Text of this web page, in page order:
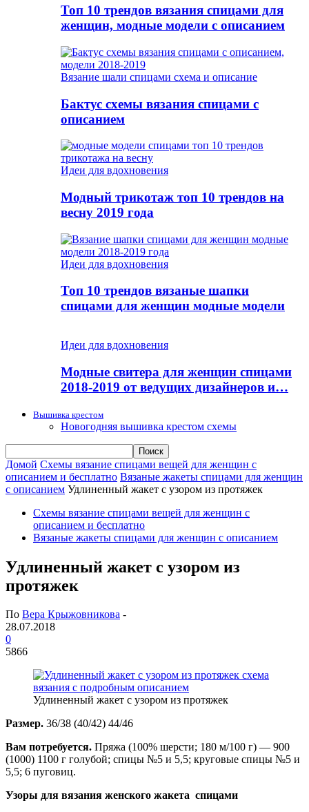
Топ 10 трендов вязания спицами для
женщин, модные модели с описанием
Вязание шали спицами схема и описание
Бактус схемы вязания спицами с
описанием
Идеи для вдохновения
Модный трикотаж топ 10 трендов на
весну 2019 года
Идеи для вдохновения
Топ 10 трендов вязаные шапки
спицами для женщин модные модели
Идеи для вдохновения
Модные свитера для женщин спицами
2018-2019 от ведущих дизайнеров и…
Вышивка крестом
Новогодняя вышивка крестом схемы
Домой Схемы вязание спицами вещей для женщин с
описанием и бесплатно Вязаные жакеты спицами для женщин
с описанием Удлиненный жакет с узором из протяжек
Схемы вязание спицами вещей для женщин с
описанием и бесплатно
Вязаные жакеты спицами для женщин с описанием
Удлиненный жакет с узором из
протяжек
По Вера Крыжовникова -
28.07.2018
0
5866
Удлиненный жакет с узором из протяжек
Размер. 36/38 (40/42) 44/46
Вам потребуется. Пряжа (100% шерсти; 180 м/100 г) — 900
(1000) 1100 г голубой; спицы №5 и 5,5; круговые спицы №5 и
5,5; 6 пуговиц.
Узоры для вязания женского жакета спицами